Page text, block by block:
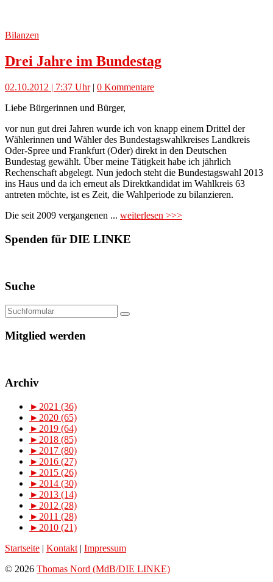
Bilanzen
Drei Jahre im Bundestag
02.10.2012 | 7:37 Uhr| 0 Kommentare
Liebe Bürgerinnen und Bürger,
vor nun gut drei Jahren wurde ich von knapp einem Drittel der
Wählerinnen und Wähler des Bundestagswahlkreises Landkreis
Oder-Spree und Frankfurt (Oder) direkt in den Deutschen
Bundestag gewählt. Über meine Tätigkeit habe ich jährlich
Rechenschaft abgelegt. Nun jedoch steht die Bundestagswahl 2013
ins Haus und da ich erneut als Direktkandidat im Wahlkreis 63
antreten möchte, ist es Zeit, die Wahlperiode zu bilanzieren.
Die seit 2009 vergangenen ... weiterlesen >>>
Spenden für DIE LINKE
Suche
Mitglied werden
Archiv
► 2021 (36)
► 2020 (65)
► 2019 (64)
► 2018 (85)
► 2017 (80)
► 2016 (27)
► 2015 (26)
► 2014 (30)
► 2013 (14)
► 2012 (28)
► 2011 (28)
► 2010 (21)
Startseite | Kontakt | Impressum
© 2026 Thomas Nord (MdB/DIE LINKE)